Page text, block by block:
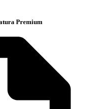
Premium